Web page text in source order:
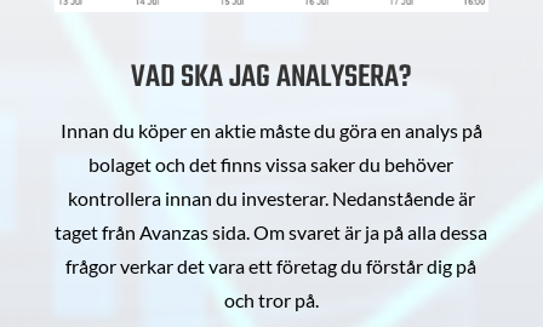
VAD SKA JAG ANALYSERA?
Innan du köper en aktie måste du göra en analys på
bolaget och det finns vissa saker du behöver
kontrollera innan du investerar. Nedanstående är
taget från Avanzas sida. Om svaret är ja på alla dessa
frågor verkar det vara ett företag du förstår dig på
och tror på.